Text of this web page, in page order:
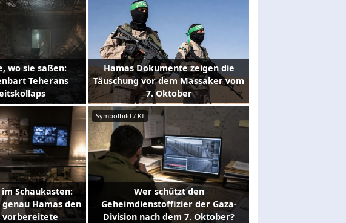
wo sie saßen:
Teherans
Hamas Dokumente zeigen die
Täuschung vor dem Massaker vom
7. Oktober
Schaukasten:
Hamas den
vorbereitete
Symbolbild / KI
Wer schützt den
Geheimdienstoffizier der Gaza-
Division nach dem 7. Oktober?